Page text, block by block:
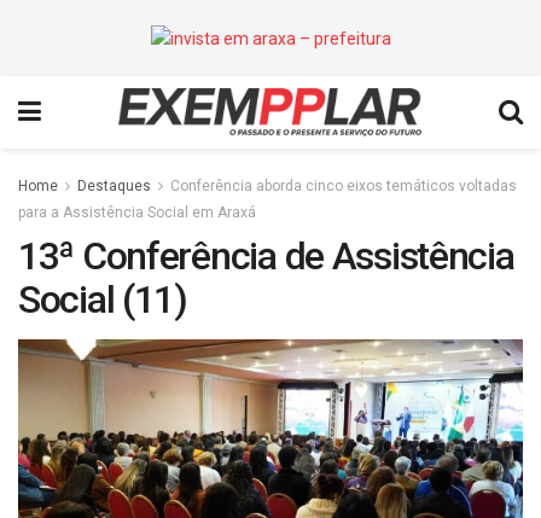
Home Destaques
Conferência aborda cinco eixos temáticos voltadas
para a Assistência Social em Araxá
13ª Conferência de Assistência
Social (11)